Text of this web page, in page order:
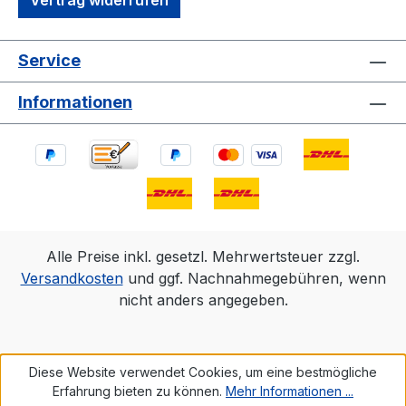
Service
Informationen
Alle Preise inkl. gesetzl. Mehrwertsteuer zzgl.
Versandkostenund ggf. Nachnahmegebühren, wenn
nicht anders angegeben.
Diese Website verwendet Cookies, um eine bestmögliche
Erfahrung bieten zu können. Mehr Informationen ...